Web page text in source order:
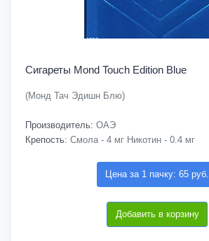
Сигареты Mond Touch Edition Blue
(Монд Тач Эдишн Блю)
Производитель: ОАЭ
Крепость: Смола - 4 мг Никотин - 0.4 мг
Цена за 1 пачку: 65 руб.
Добавить в корзину